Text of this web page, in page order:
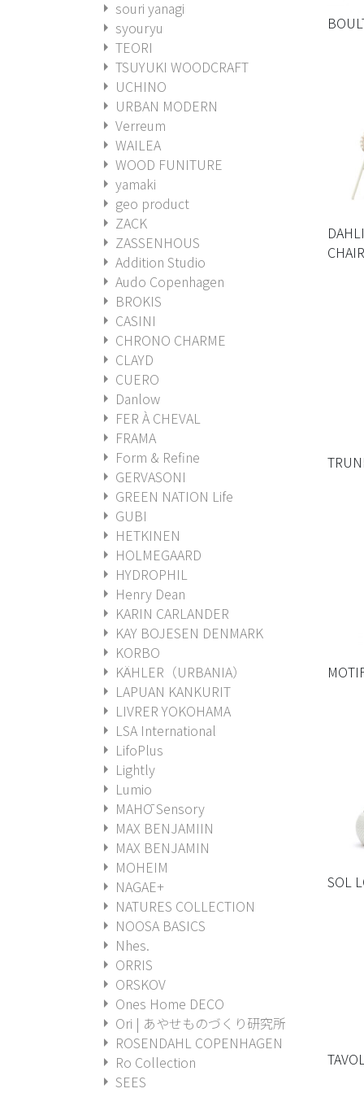
arrow_right souri yanagi
arrow_right syouryu
arrow_right TEORI
arrow_right TSUYUKI WOODCRAFT
arrow_right UCHINO
arrow_right URBAN MODERN
arrow_right Verreum
arrow_right WAILEA
arrow_right WOOD FUNITURE
arrow_right yamaki
arrow_right geo product
arrow_right ZACK
arrow_right ZASSENHOUS
arrow_right Addition Studio
arrow_right Audo Copenhagen
arrow_right BROKIS
arrow_right CASINI
arrow_right CHRONO CHARME
arrow_right CLAYD
arrow_right CUERO
arrow_right Danlow
arrow_right FER À CHEVAL
arrow_right FRAMA
arrow_right Form & Refine
arrow_right GERVASONI
arrow_right GREEN NATION Life
arrow_right GUBI
arrow_right HETKINEN
arrow_right HOLMEGAARD
arrow_right HYDROPHIL
arrow_right Henry Dean
arrow_right KARIN CARLANDER
arrow_right KAY BOJESEN DENMARK
arrow_right KORBO
arrow_right KÄHLER（URBANIA）
arrow_right LAPUAN KANKURIT
arrow_right LIVRER YOKOHAMA
arrow_right LSA International
arrow_right LifoPlus
arrow_right Lightly
arrow_right Lumio
arrow_right MAHŌ Sensory
arrow_right MAX BENJAMIIN
arrow_right MAX BENJAMIN
arrow_right MOHEIM
arrow_right NAGAE+
arrow_right NATURES COLLECTION
arrow_right NOOSA BASICS
arrow_right Nhes.
arrow_right ORRIS
arrow_right ORSKOV
arrow_right Ones Home DECO
arrow_right Ori | あやせものづくり研究所
arrow_right ROSENDAHL COPENHAGEN
arrow_right Ro Collection
arrow_right SEES
CHAIR
SOL